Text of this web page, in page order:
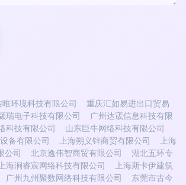
唯环境科技有限公司
重庆汇如易进出口贸易
瑞电子科技有限公司
广州达宬信息科技有限
科技有限公司
山东巨牛网络科技有限公司
备有限公司
上海朔义锌商贸有限公司
上海
公司
北京逸伟智商贸有限公司
湖北五环专
上海涧睿宸网络科技有限公司
上海斯卡伊建筑
广州九州聚数网络科技有限公司
东莞市古今